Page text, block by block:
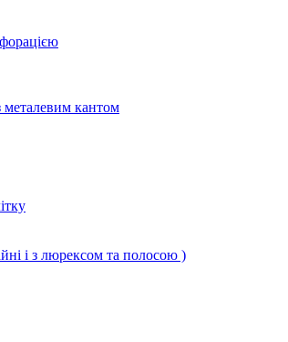
металевим кантом
і з люрексом та полосою )